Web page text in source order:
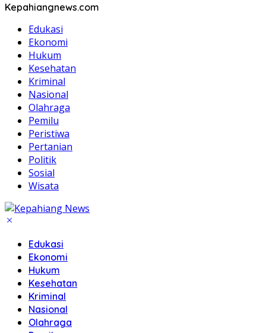
Kepahiangnews.com
Edukasi
Ekonomi
Hukum
Kesehatan
Kriminal
Nasional
Olahraga
Pemilu
Peristiwa
Pertanian
Politik
Sosial
Wisata
Edukasi
Ekonomi
Hukum
Kesehatan
Kriminal
Nasional
Olahraga